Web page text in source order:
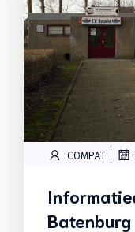
COMPAT |
Batenburg